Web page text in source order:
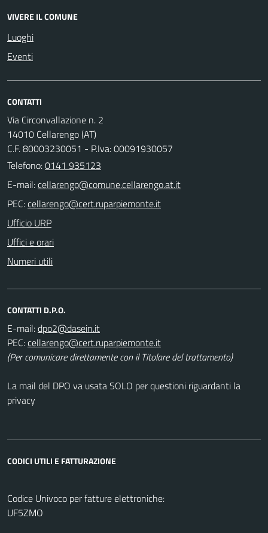
VIVERE IL COMUNE
Luoghi
Eventi
CONTATTI
Via Circonvallazione n. 2
14010 Cellarengo (AT)
C.F. 80003230051 - P.Iva: 00091930057
Telefono:0141 935123
E-mail:
PEC:
Ufficio URP
Uffici e orari
Numeri utili
CONTATTI D.P.O.
E-mail:
PEC:
(Per comunicare direttamente con il Titolare del trattamento)
La mail del DPO va usata SOLO per questioni riguardanti la
privacy
CODICI UTILI E FATTURAZIONE
Codice Univoco per fatture elettroniche:
UF5ZMO